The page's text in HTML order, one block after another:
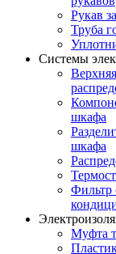
Рукав
Труба
Системы
шкафа
шкафа
Фильтр
Муфта